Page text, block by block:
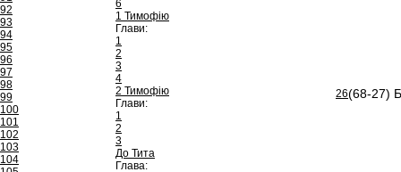
92
93
94
95
96
97
98
99
100
101
102
103
104
6
1 Тимофію
Глави:
1
2
3
4
2 Тимофію
Глави:
1
2
3
До Тита
Глава:
26(68-27)